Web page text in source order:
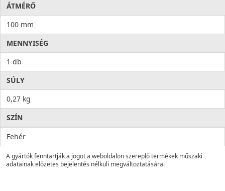
ÁTMÉRŐ
100 mm
MENNYISÉG
1 db
SÚLY
0,27 kg
SZÍN
Fehér
A gyártók fenntartják a jogot a weboldalon szereplő termékek műszaki
adatainak előzetes bejelentés nélküli megváltoztatására.